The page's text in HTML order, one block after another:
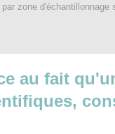
zone d'échantillonnage
au fait